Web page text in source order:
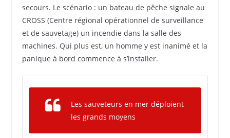
secours. Le scénario : un bateau de pêche signale au
CROSS (Centre régional opérationnel de surveillance
et de sauvetage) un incendie dans la salle des
machines. Qui plus est, un homme y est inanimé et la
panique à bord commence à s’installer.
Les sauveteurs en mer déploient
les grands moyens